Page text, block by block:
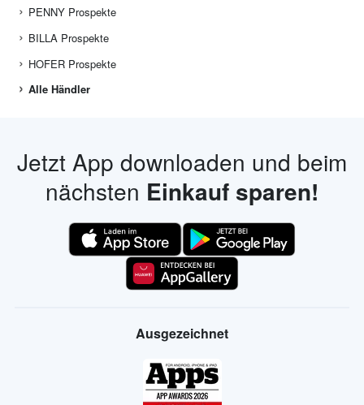
PENNY Prospekte
BILLA Prospekte
HOFER Prospekte
Alle Händler
Jetzt App downloaden und beim
nächsten Einkauf sparen!
Ausgezeichnet